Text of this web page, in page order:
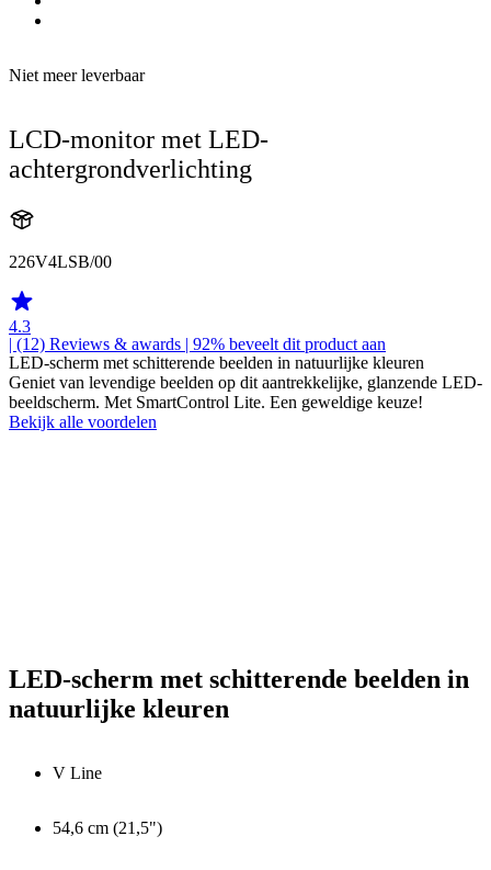
Niet meer leverbaar
LCD-monitor met LED-
achtergrondverlichting
226V4LSB/00
4.3
| (12) Reviews & awards | 92% beveelt dit product aan
LED-scherm met schitterende beelden in natuurlijke kleuren
Geniet van levendige beelden op dit aantrekkelijke, glanzende LED-
beeldscherm. Met SmartControl Lite. Een geweldige keuze!
Bekijk alle voordelen
LED-scherm met schitterende beelden in
natuurlijke kleuren
V Line
54,6 cm (21,5")